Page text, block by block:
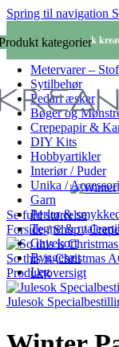
Spring til navigation
- Nordisk
kategorier
Metervarer –
Sytilbehør
Pedari æsker
Bøger og
Crepepapir &
DIY Kits
Hobbyartikler
Interiør / Puder
Unika /
Garn
Perler &
Tegne &
Gavekort
Byggesæt
Leg
Se fuld størrelse
Forside/ Shop/
So this is Christmas
Produktoversigt
Julesok